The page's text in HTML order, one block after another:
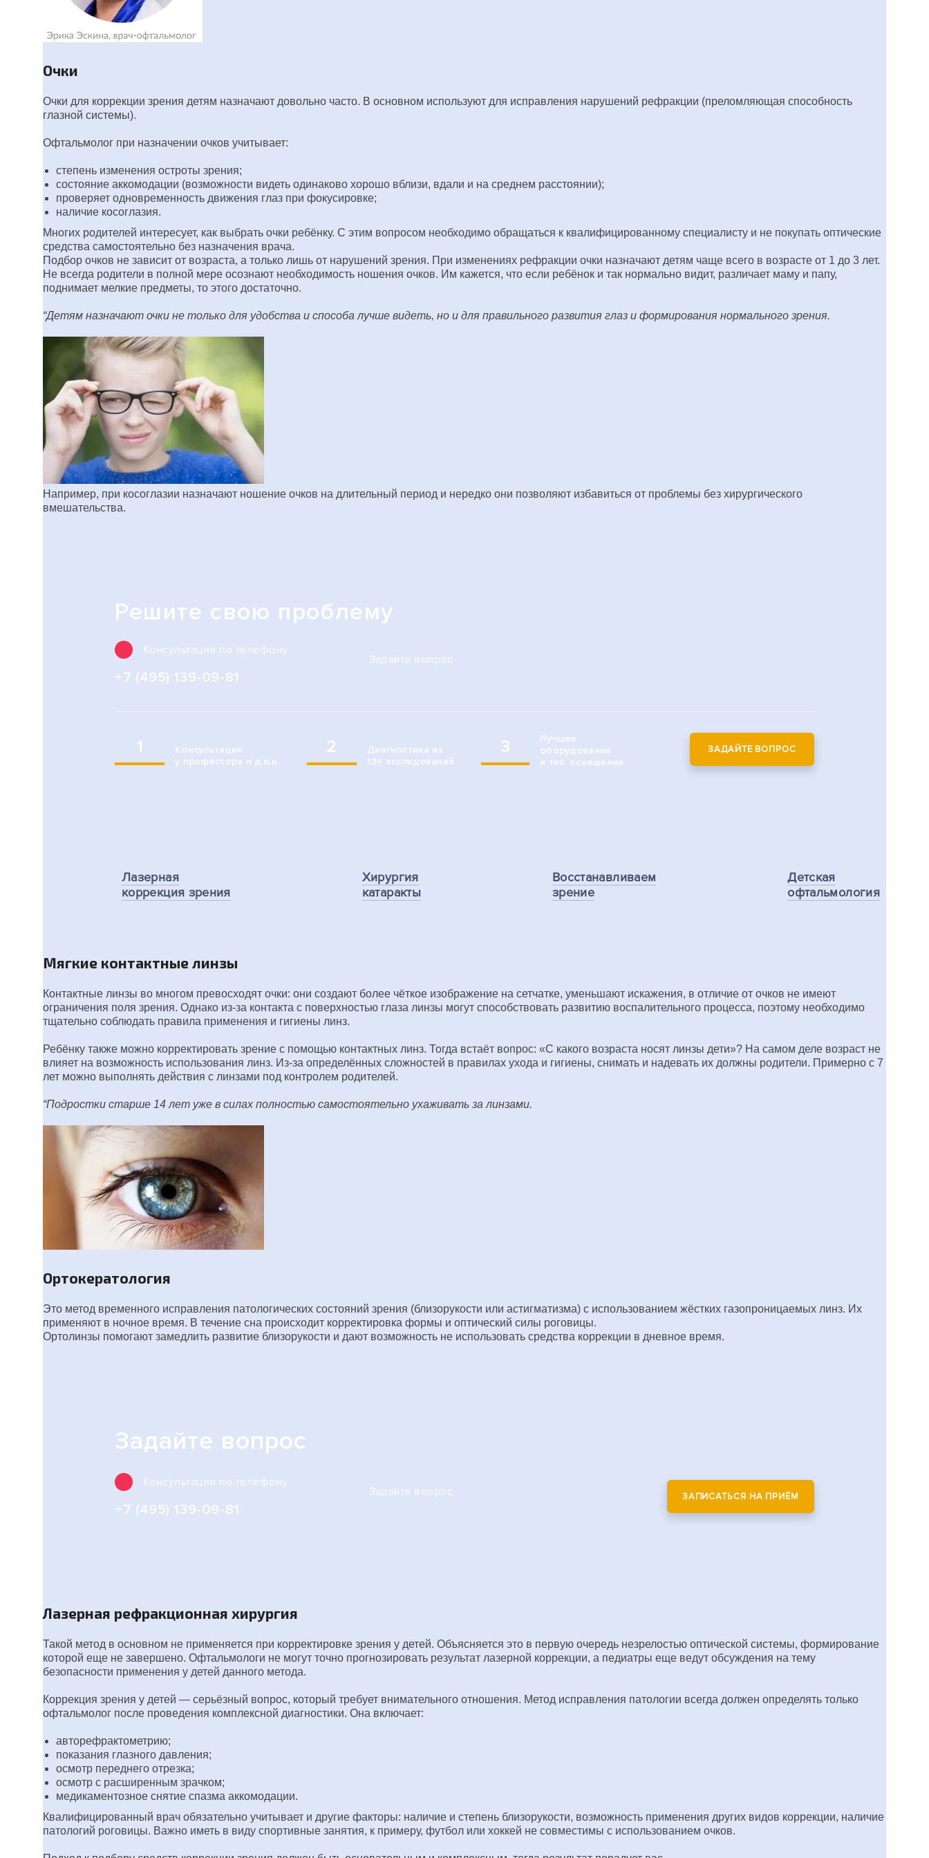
Очки
Очки для коррекции зрения детям назначают довольно часто. В основном используют для исправления нарушений рефракции (преломляющая способность
глазной системы).
Офтальмолог при назначении очков учитывает:
степень изменения остроты зрения;
состояние аккомодации (возможности видеть одинаково хорошо вблизи, вдали и на среднем расстоянии);
проверяет одновременность движения глаз при фокусировке;
наличие косоглазия.
Многих родителей интересует, как выбрать очки ребёнку. С этим вопросом необходимо обращаться к квалифицированному специалисту и не покупать оптические
средства самостоятельно без назначения врача.
Подбор очков не зависит от возраста, а только лишь от нарушений зрения. При изменениях рефракции очки назначают детям чаще всего в возрасте от 1 до 3 лет.
Не всегда родители в полной мере осознают необходимость ношения очков. Им кажется, что если ребёнок и так нормально видит, различает маму и папу,
поднимает мелкие предметы, то этого достаточно.
“Детям назначают очки не только для удобства и способа лучше видеть, но и для правильного развития глаз и формирования нормального зрения.
Например, при косоглазии назначают ношение очков на длительный период и нередко они позволяют избавиться от проблемы без хирургического
вмешательства.
Решите свою проблему
Консультация по телефону
+7 (495) 139-09-81
Задайте вопрос
1
Консультация
у профессора и д.м.н.
2
Диагностика из
13+ исследований
3
Лучшее
оборудование
и тех. оснащение
ЗАДАЙТЕ ВОПРОС
Лазерная
коррекция зрения
Хирургия
катаракты
Восстанавливаем
зрение
Детская
офтальмология
Мягкие контактные линзы
Контактные линзы во многом превосходят очки: они создают более чёткое изображение на сетчатке, уменьшают искажения, в отличие от очков не имеют
ограничения поля зрения. Однако из-за контакта с поверхностью глаза линзы могут способствовать развитию воспалительного процесса, поэтому необходимо
тщательно соблюдать правила применения и гигиены линз.
Ребёнку также можно корректировать зрение с помощью контактных линз. Тогда встаёт вопрос: «С какого возраста носят линзы дети»? На самом деле возраст не
влияет на возможность использования линз. Из-за определённых сложностей в правилах ухода и гигиены, снимать и надевать их должны родители. Примерно с 7
лет можно выполнять действия с линзами под контролем родителей.
“Подростки старше 14 лет уже в силах полностью самостоятельно ухаживать за линзами.
Ортокератология
Это метод временного исправления патологических состояний зрения (близорукости или астигматизма) с использованием жёстких газопроницаемых линз. Их
применяют в ночное время. В течение сна происходит корректировка формы и оптический силы роговицы.
Ортолинзы помогают замедлить развитие близорукости и дают возможность не использовать средства коррекции в дневное время.
Задайте вопрос
Консультация по телефону
+7 (495) 139-09-81
Задайте вопрос ЗАПИСАТЬСЯ НА ПРИЁМ
Лазерная рефракционная хирургия
Такой метод в основном не применяется при корректировке зрения у детей. Объясняется это в первую очередь незрелостью оптической системы, формирование
которой еще не завершено. Офтальмологи не могут точно прогнозировать результат лазерной коррекции, а педиатры еще ведут обсуждения на тему
безопасности применения у детей данного метода.
Коррекция зрения у детей — серьёзный вопрос, который требует внимательного отношения. Метод исправления патологии всегда должен определять только
офтальмолог после проведения комплексной диагностики. Она включает:
авторефрактометрию;
показания глазного давления;
осмотр переднего отрезка;
осмотр с расширенным зрачком;
медикаментозное снятие спазма аккомодации.
Квалифицированный врач обязательно учитывает и другие факторы: наличие и степень близорукости, возможность применения других видов коррекции, наличие
патологий роговицы. Важно иметь в виду спортивные занятия, к примеру, футбол или хоккей не совместимы с использованием очков.